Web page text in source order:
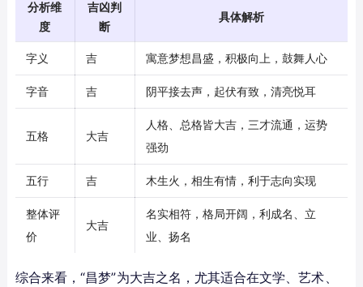
分析维
度
吉凶判
断
具体解析
字义 吉 寓意梦想昌盛，积极向上，鼓舞人心
字音 吉 阴平接去声，起伏有致，清亮悦耳
五格 大吉
人格、总格皆大吉，三才流通，运势
强劲
五行 吉 木生火，相生有情，利于志向实现
整体评
价
大吉
名实相符，格局开阔，利成名、立
业、扬名
综合来看，“昌梦”为大吉之名，尤其适合在文学、艺术、